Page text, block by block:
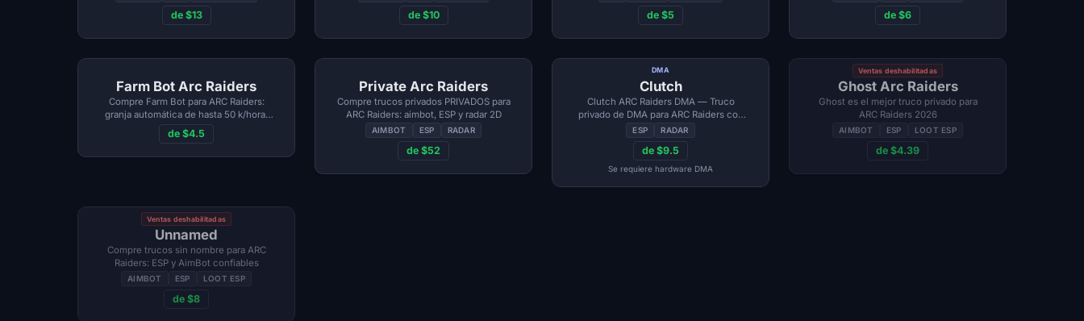
de $13 de $10 de $5 de $6
Farm Bot Arc Raiders
Compre Farm Bot para ARC Raiders:
granja automática de hasta 50 k/hora,
venta automática, despegada
de $4.5
Private Arc Raiders
Compre trucos privados PRIVADOS para
ARC Raiders: aimbot, ESP y radar 2D
AIMBOT ESP RADAR
de $52
DMA
Clutch
Clutch ARC Raiders DMA — Truco
privado de DMA para ARC Raiders con
ESP y radar
ESP RADAR
de $9.5
Se requiere hardware DMA
Ventas deshabilitadas
Ghost Arc Raiders
Ghost es el mejor truco privado para
ARC Raiders 2026
AIMBOT ESP LOOT ESP
de $4.39
Ventas deshabilitadas
Unnamed
Compre trucos sin nombre para ARC
Raiders: ESP y AimBot confiables
AIMBOT ESP LOOT ESP
de $8